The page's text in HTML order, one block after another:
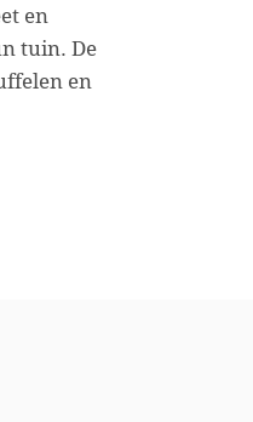
en
tuin. De
en